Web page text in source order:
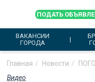
ПОДАТЬ
ВАКАНСИИ
ГОРОДА
Главная Новости
Видео